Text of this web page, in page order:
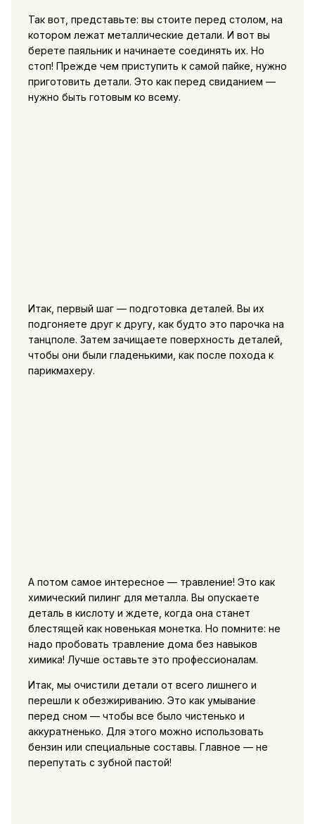
Так вот, представьте: вы стоите перед столом, на
котором лежат металлические детали. И вот вы
берете паяльник и начинаете соединять их. Но
стоп! Прежде чем приступить к самой пайке, нужно
приготовить детали. Это как перед свиданием —
нужно быть готовым ко всему.
Итак, первый шаг — подготовка деталей. Вы их
подгоняете друг к другу, как будто это парочка на
танцполе. Затем зачищаете поверхность деталей,
чтобы они были гладенькими, как после похода к
парикмахеру.
А потом самое интересное — травление! Это как
химический пилинг для металла. Вы опускаете
деталь в кислоту и ждете, когда она станет
блестящей как новенькая монетка. Но помните: не
надо пробовать травление дома без навыков
химика! Лучше оставьте это профессионалам.
Итак, мы очистили детали от всего лишнего и
перешли к обезжириванию. Это как умывание
перед сном — чтобы все было чистенько и
аккуратненько. Для этого можно использовать
бензин или специальные составы. Главное — не
перепутать с зубной пастой!